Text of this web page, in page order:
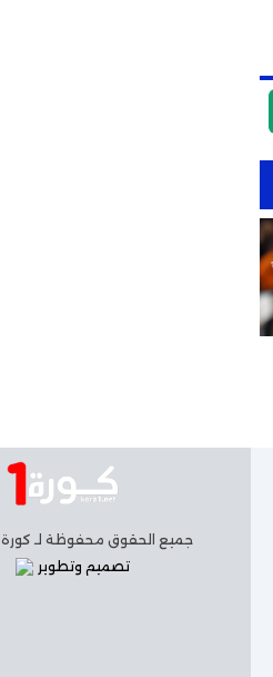
جميع الحقوق محفوظة لـ كورة 1 2023 ©
تصميم وتطوير